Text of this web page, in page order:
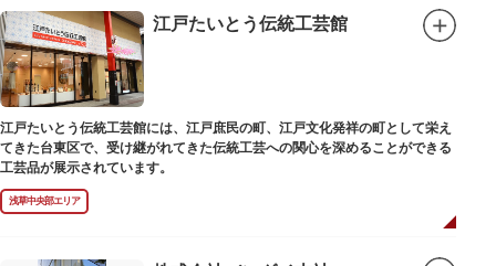
江戸たいとう伝統工芸館
江戸たいとう伝統工芸館には、江戸庶民の町、江戸文化発祥の町として栄え
てきた台東区で、受け継がれてきた伝統工芸への関心を深めることができる
工芸品が展示されています。
浅草中央部エリア